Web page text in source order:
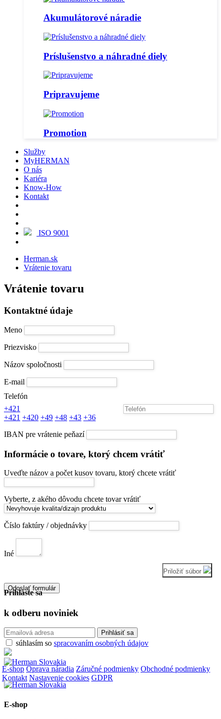
Akumulátorové náradie
Príslušenstvo a náhradné diely
Pripravujeme
Promotion
Služby
MyHERMAN
O nás
Kariéra
Know-How
Kontakt
ISO 9001
Herman.sk
Vrátenie tovaru
Vrátenie tovaru
Kontaktné údaje
Meno
Priezvisko
Názov spoločnosti
E-mail
Telefón
+421
+421 +420 +49 +48 +43 +36
IBAN pre vrátenie peňazí
Informácie o tovare, ktorý chcem vrátiť
Uveďte názov a počet kusov tovaru, ktorý chcete vrátiť
Vyberte, z akého dôvodu chcete tovar vrátiť
Číslo faktúry / objednávky
Iné
Priložiť súbor
Odoslať formulár
Prihláste sa
k odberu noviniek
súhlasím so spracovaním osobných údajov
E-shop Oprava náradia Záručné podmienky Obchodné podmienky
Kontakt Nastavenie cookies GDPR
E-shop